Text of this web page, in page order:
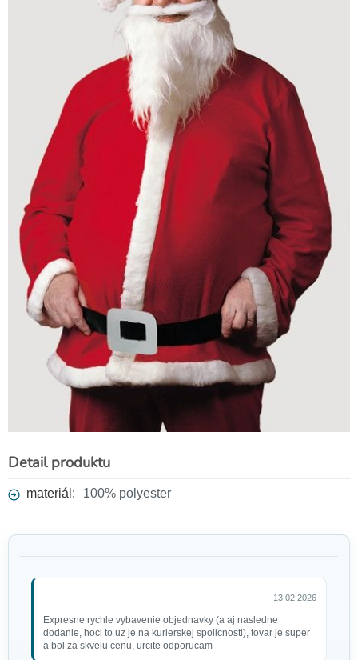
Detail produktu
materiál: 100% polyester
13.02.2026
Expresne rychle vybavenie objednavky (a aj nasledne
dodanie, hoci to uz je na kurierskej spolicnosti), tovar je super
a bol za skvelu cenu, urcite odporucam